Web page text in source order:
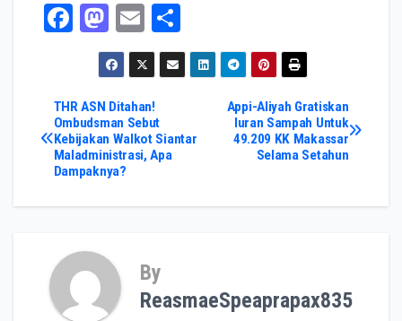
Fa
ce
bo
ok
M
as
to
do
n
E
m
ail
ar
e
Post
navigation
Appi-Aliyah Gratiskan
Iuran Sampah Untuk
49.209 KK Makassar
Selama Setahun
THR ASN Ditahan!
Ombudsman Sebut
Kebijakan Walkot Siantar
Maladministrasi, Apa
Dampaknya?
By
ReasmaeSpeaprapax835